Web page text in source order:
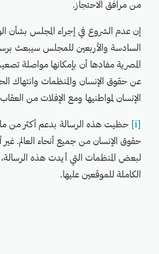
من مرافق الاحتجاز.
إن عدم الشروع في إجراء المجلس بشأن
السادسة والأربعين للمجلس سيبعث
المصرية مفادها أن بإمكانها مواصلة
عن حقوق الإنسان والمنظمات وانتهاك
الإنسان لمواطنيها ومع الإفلات من
حظيت هذه الرسالة بدعم أكثر من
حقوق الإنسان من جميع أنحاء العالم. غير
لبعض المنظمات التي أيدت هذه الرسالة،
الكاملة للموقعين عليها.